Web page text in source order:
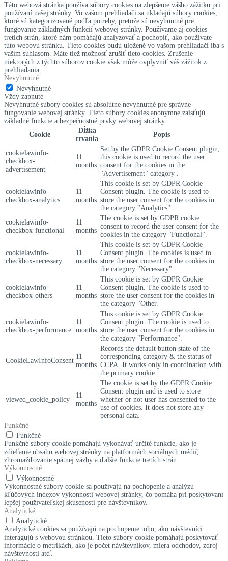
Táto webová stránka používa súbory cookies na zlepšenie vášho zážitku pri
používaní našej stránky. Vo vašom prehliadači sa ukladajú súbory cookies,
ktoré sú kategorizované podľa potreby, pretože sú nevyhnutné pre
fungovanie základných funkcií webovej stránky. Používame aj cookies
tretích strán, ktoré nám pomáhajú analyzovať a pochopiť, ako používate
túto webovú stránku. Tieto cookies budú uložené vo vašom prehliadači iba s
vaším súhlasom. Máte tiež možnosť zrušiť tieto cookies. Zrušenie
niektorých z týchto súborov cookie však môže ovplyvniť váš zážitok z
prehliadania.
Nevyhnutné
Nevyhnutné
Vždy zapnuté
Nevyhnutné súbory cookies sú absolútne nevyhnutné pre správne
fungovanie webovej stránky. Tieto súbory cookies anonymne zaisťujú
základné funkcie a bezpečnostné prvky webovej stránky.
Cookie
Dĺžka
trvania
Popis
cookielawinfo-
checkbox-
advertisement
11
months
Set by the GDPR Cookie Consent plugin,
this cookie is used to record the user
consent for the cookies in the
"Advertisement" category .
cookielawinfo-
checkbox-analytics
11
months
This cookie is set by GDPR Cookie
Consent plugin. The cookie is used to
store the user consent for the cookies in
the category "Analytics".
cookielawinfo-
checkbox-functional
11
months
The cookie is set by GDPR cookie
consent to record the user consent for the
cookies in the category "Functional".
cookielawinfo-
checkbox-necessary
11
months
This cookie is set by GDPR Cookie
Consent plugin. The cookies is used to
store the user consent for the cookies in
the category "Necessary".
cookielawinfo-
checkbox-others
11
months
This cookie is set by GDPR Cookie
Consent plugin. The cookie is used to
store the user consent for the cookies in
the category "Other.
cookielawinfo-
checkbox-performance
11
months
This cookie is set by GDPR Cookie
Consent plugin. The cookie is used to
store the user consent for the cookies in
the category "Performance".
CookieLawInfoConsent
11
months
Records the default button state of the
corresponding category & the status of
CCPA. It works only in coordination with
the primary cookie.
viewed_cookie_policy
11
months
The cookie is set by the GDPR Cookie
Consent plugin and is used to store
whether or not user has consented to the
use of cookies. It does not store any
personal data.
Funkčné
Funkčné
Funkčné súbory cookie pomáhajú vykonávať určité funkcie, ako je
zdieľanie obsahu webovej stránky na platformách sociálnych médií,
zhromažďovanie spätnej väzby a ďalšie funkcie tretích strán.
Výkonnostné
Výkonnostné
Výkonnostné súbory cookie sa používajú na pochopenie a analýzu
kľúčových indexov výkonnosti webovej stránky, čo pomáha pri poskytovaní
lepšej používateľskej skúsenosti pre návštevníkov.
Analytické
Analytické
Analytické cookies sa používajú na pochopenie toho, ako návštevníci
interagujú s webovou stránkou. Tieto súbory cookie pomáhajú poskytovať
informácie o metrikách, ako je počet návštevníkov, miera odchodov, zdroj
návštevnosti atď.